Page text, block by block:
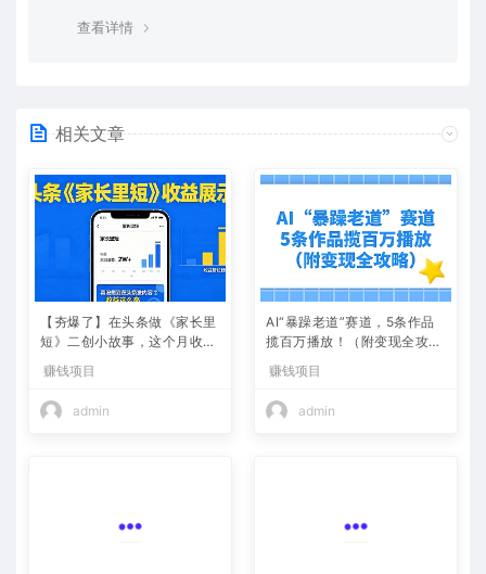
查看详情
相关文章
【夯爆了】在头条做《家长里
短》二创小故事，这个月收益
2w+
赚钱项目
admin
AI“暴躁老道”赛道，5条作品
揽百万播放！（附变现全攻
略）
赚钱项目
admin